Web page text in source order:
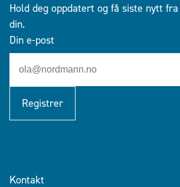
Hold deg oppdatert og få siste nytt
din.
Din e-post
Registrer
Kontakt